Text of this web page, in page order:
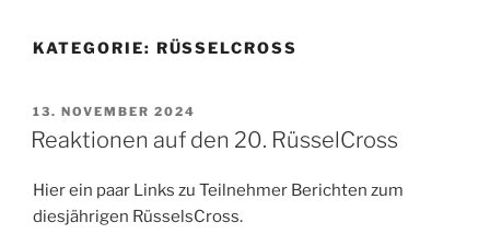
KATEGORIE: RÜSSELCROSS
VERÖFFENTLICHT
AM
13. NOVEMBER 2024
Reaktionen auf den 20. RüsselCross
Hier ein paar Links zu Teilnehmer Berichten zum
diesjährigen RüsselsCross.